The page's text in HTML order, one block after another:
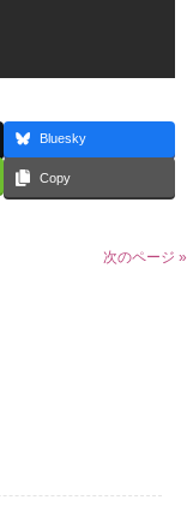
Bluesky
Copy
次のページ »